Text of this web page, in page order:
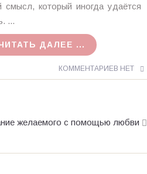
смысл, который иногда удаётся
...
ДАЛЕЕ ...
КОММЕНТАРИЕВ НЕТ
желаемого с помощью любви